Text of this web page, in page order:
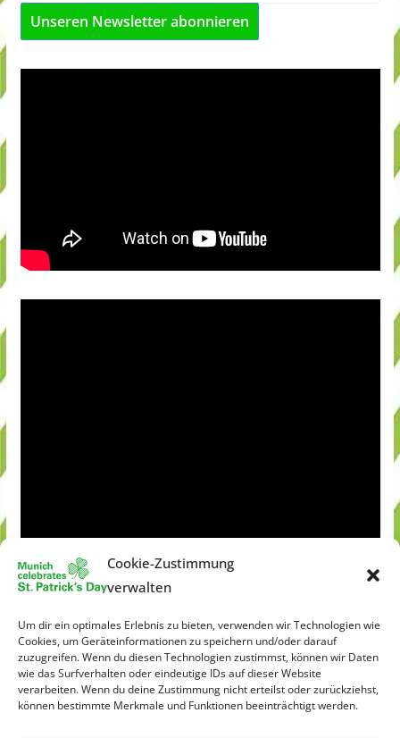
Cookie-Zustimmung
verwalten
Um dir ein optimales Erlebnis zu bieten, verwenden wir Technologien wie
Cookies, um Geräteinformationen zu speichern und/oder darauf
zuzugreifen. Wenn du diesen Technologien zustimmst, können wir Daten
wie das Surfverhalten oder eindeutige IDs auf dieser Website
verarbeiten. Wenn du deine Zustimmung nicht erteilst oder zurückziehst,
können bestimmte Merkmale und Funktionen beeinträchtigt werden.
Unseren Newsletter abonnieren